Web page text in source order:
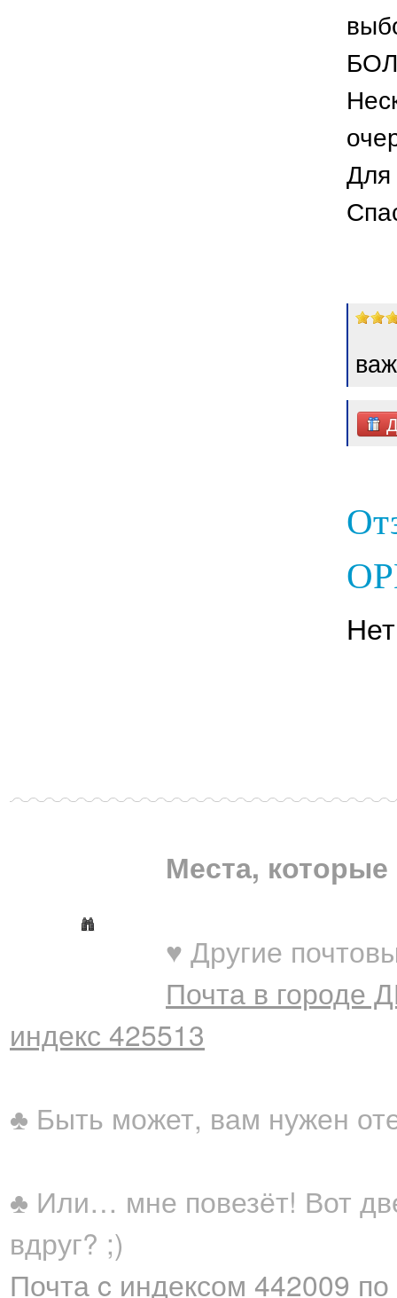
Для
Места, которые
♥ Другие
Почта в городе
индекс 425513
♣ Быть может, вам нужен
♣ Или… мне повезёт! Вот
вдруг? ;)
Почта c индексом 442009